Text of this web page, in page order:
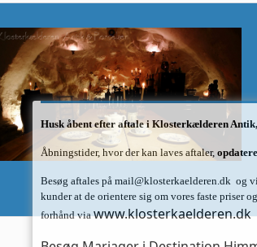
Husk åbent efter aftale i Klosterkælderen
Åbningstider, hvor der kan laves aftaler,
Besøg aftales på mail@klosterkaelderen.dk og
kunder at de orientere sig om vores faste priser
forhånd viawww.klosterkaelderen.dk